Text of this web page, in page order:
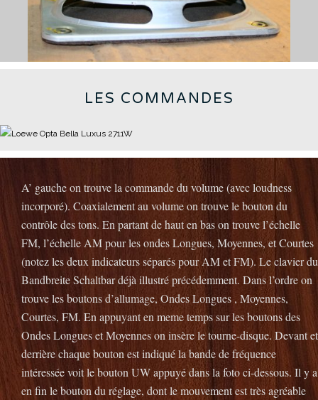
LES COMMANDES
A’ gauche on trouve la commande du volume (avec loudness
incorporé). Coaxialement au volume on trouve le bouton du
contrôle des tons. En partant de haut en bas on trouve l’échelle
FM, l’échelle AM pour les ondes Longues, Moyennes, et Courtes
(notez les deux indicateurs séparés pour AM et FM). Le clavier du
Bandbreite Schaltbar déjà illustré précédemment. Dans l’ordre on
trouve les boutons d’allumage, Ondes Longues , Moyennes,
Courtes, FM. En appuyant en meme temps sur les boutons des
Ondes Longues et Moyennes on insère le tourne-disque. Devant et
derrière chaque bouton est indiqué la bande de fréquence
intéressée voit le bouton UW appuyé dans la foto ci-dessous. Il y a
en fin le bouton du réglage, dont le mouvement est très agréable